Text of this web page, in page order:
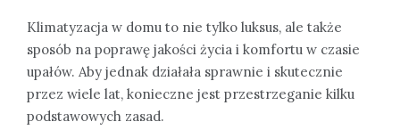
Klimatyzacja w domu to nie tylko luksus, ale także
sposób na poprawę jakości życia i komfortu w czasie
upałów. Aby jednak działała sprawnie i skutecznie
przez wiele lat, konieczne jest przestrzeganie kilku
podstawowych zasad.